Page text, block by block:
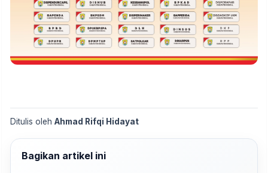
Ditulis oleh Ahmad Rifqi Hidayat
Bagikan artikel ini